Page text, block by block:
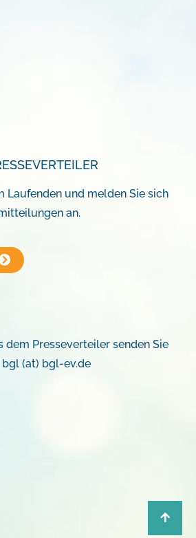
Laufenden und melden Sie sich
an.
dem Presseverteiler senden Sie
(at) bgl-ev.de